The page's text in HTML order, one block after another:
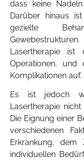
dass keine
Darüber hinaus
gezielte
Lasertherapie
Operationen, und
Komplikationen auf.
Es ist jedoch
Lasertherapie
Die Eignung einer
verschiedenen
Erkrankung,
individuellen